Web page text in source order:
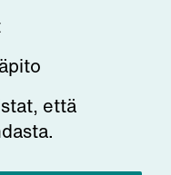
että